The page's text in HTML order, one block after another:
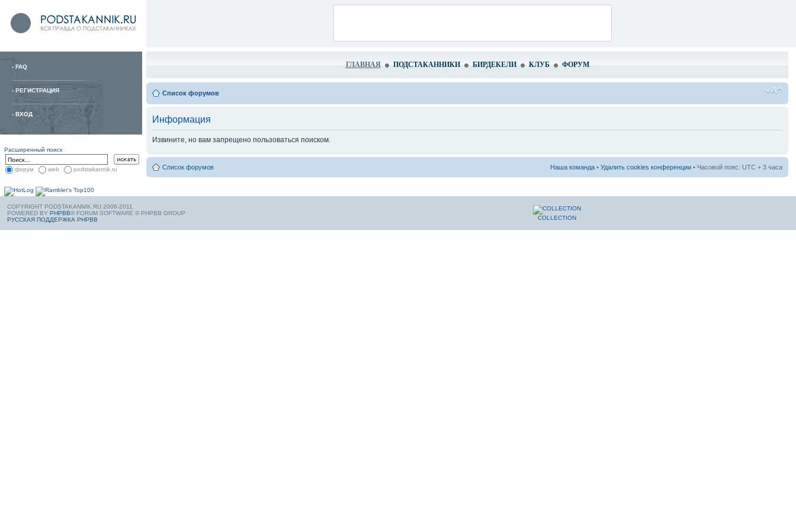
- FAQ
- РЕГИСТРАЦИЯ
- ВХОД
Расширенный поиск
форум web podstakannik.ru
ГЛАВНАЯ ПОДСТАКАННИКИ БИРДЕКЕЛИ КЛУБ ФОРУМ
Список форумов
Информация
Извините, но вам запрещено пользоваться поиском.
Список форумов Наша команда • Удалить cookies конференции • Часовой пояс: UTC + 3 часа
COPYRIGHT PODSTAKANNIK.RU 2006-2011.
POWERED BY PHPBB® FORUM SOFTWARE © PHPBB GROUP
РУССКАЯ ПОДДЕРЖКА PHPBB
COLLECTION